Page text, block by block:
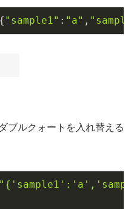
"sample1" : "a" ,
ブルクォートを入れ替える